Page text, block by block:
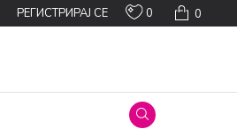
0
0
РЕГИСТРИРАЈ СЕ